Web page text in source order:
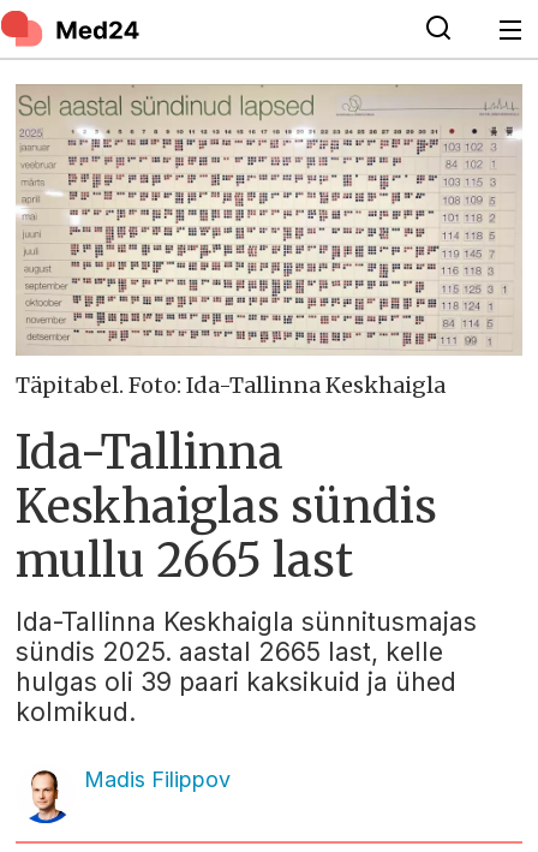
Täpitabel. Foto: Ida-Tallinna Keskhaigla
Ida-Tallinna
Keskhaiglas sündis
mullu 2665 last
Ida-Tallinna Keskhaigla sünnitusmajas
sündis 2025. aastal 2665 last, kelle
hulgas oli 39 paari kaksikuid ja ühed
kolmikud.
Madis Filippov